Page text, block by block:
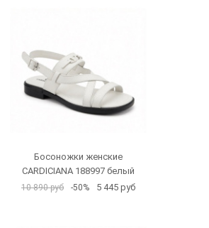
Босоножки женские
CARDICIANA 188997 белый
10 890 руб -50% 5 445 руб